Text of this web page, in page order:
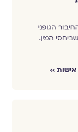
הגופני
המין.
››